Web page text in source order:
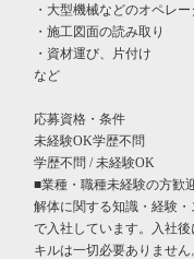
・大型機械などのオペレー
・施工図面の読み取り
・資材運び、片付け
など
応募資格・条件
未経験OK学歴不問
学歴不問 / 未経験OK
■業種・職種未経験の方歓
解体に関する知識・経験
で入社しています。入社
キルは一切必要ありません